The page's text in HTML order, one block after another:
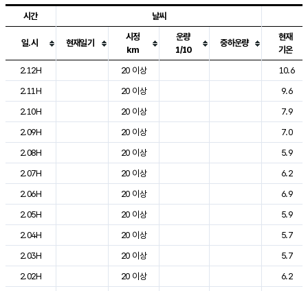
도시별 기상실황표로 지점, 날씨, 기온, 강수, 바람, 기압등을 안내한 표입
시간 날씨
일.시 현재일기
시정
km
운량
1/10
중하운량
현재
기온
2.12H
20 이상
10.6
2.11H
20 이상
9.6
2.10H
20 이상
7.9
2.09H
20 이상
7.0
2.08H
20 이상
5.9
2.07H
20 이상
6.2
2.06H
20 이상
6.9
2.05H
20 이상
5.9
2.04H
20 이상
5.7
2.03H
20 이상
5.7
2.02H
20 이상
6.2